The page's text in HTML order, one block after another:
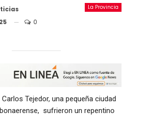
La Provincia
0
Tejedor, una pequeña ciudad
sufrieron un repentino